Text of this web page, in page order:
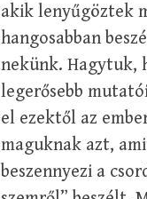
akik lenyűgöztek
hangosabban
nekünk. Hagytuk,
legerősebb
el ezektől az
maguknak azt,
beszennyezi a